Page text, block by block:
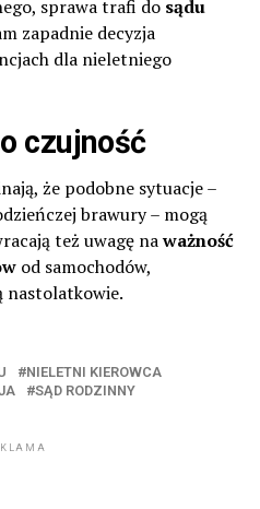
sprawa trafi do sądu
zapadnie decyzja
dla nieletniego
czujność
że podobne sytuacje –
brawury – mogą
też uwagę naważność
od samochodów,
nastolatkowie.
NIELETNI KIEROWCA
SĄD RODZINNY